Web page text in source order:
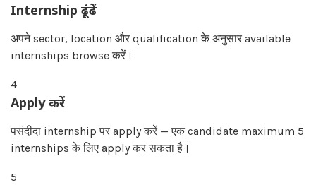
Internship ढूंढें
अपने sector, location और qualification के अनुसार available
internships browse करें।
4
Apply करें
पसंदीदा internship पर apply करें — एक candidate maximum 5
internships के लिए apply कर सकता है।
5